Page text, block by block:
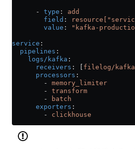
      -
type : add
        field
:
        value
: "kafka-
service :
  pipelines
:
    logs/kafka
:
      receivers
: [ filelog/kafka
      processors
:
        -
memory_limiter
        -
transform
        -
batch
      exporters
:
        -
clickhouse